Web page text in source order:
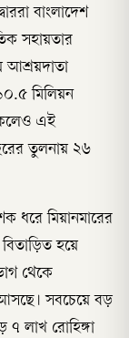
বাংলাদেশ
সহায়তার
আশ্রয়দাতা
মিলিয়ন
এই
তুলনায় ২৬
ধরে মিয়ানমারের
হয়ে
থেকে
সবচেয়ে বড়
লাখ রোহিঙ্গা